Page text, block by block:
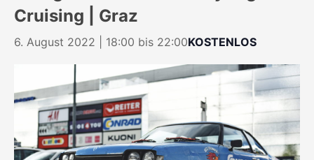
Cruising | Graz
6. August 2022 | 18:00 bis 22:00KOSTENLOS